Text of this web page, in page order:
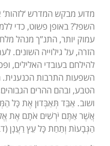
מדוע מבקש המדרש ‘לזהות’
השפל? באופן פשוט, כדי
עמוק יותר, התנ”ך מנהל
הזרה, על גילוייה השונים.
להילחם בעובדי האלילים,
השפעות התרבות הכנענית.
הטבע, ובהם ההרים הגבוהים,
ושוב. אַבֵּד תְּאַבְּדוּן אֶת כָּל
אֲשֶׁר אַתֶּם יֹרְשִׁים אֹתָם אֶת
הַגְּבָעוֹת וְתַחַת כָּל עֵץ רַעֲנָן